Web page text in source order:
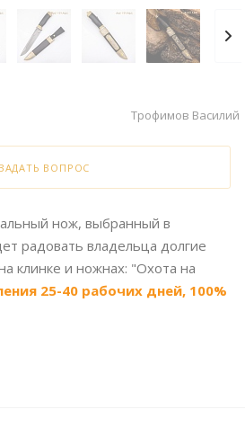
Трофимов Василий
ВОПРОС
нож, выбранный в
радовать владельца долгие
клинке и ножнах: "Охота на
25-40 рабочих дней, 100%